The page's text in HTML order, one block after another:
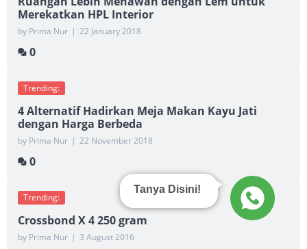
Merekatkan HPL Interior
by Prima Nur | 22 January 2018
0
Trending:
4 Alternatif Hadirkan Meja Makan Kayu Jati
dengan Harga Berbeda
by Prima Nur | 22 November 2018
0
Trending:
Crossbond X 4 250 gram
by Prima Nur | 3 August 2016
Tanya Disini!